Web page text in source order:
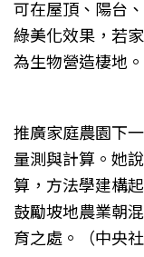
可在屋頂、陽台
綠美化效果，若
為生物營造棲地。
推廣家庭農園下
量測與計算。她
算，方法學建構
鼓勵坡地農業朝
育之處。（中央社